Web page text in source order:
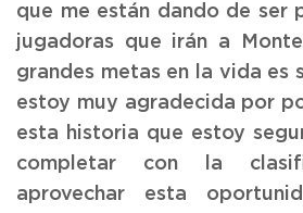
que me están dando de ser
jugadoras que irán a
grandes metas en la vida es
estoy muy agradecida por
esta historia que estoy
completar con la
aprovechar esta